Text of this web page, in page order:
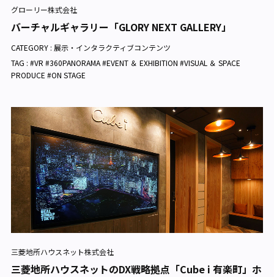
グローリー株式会社
バーチャルギャラリー「GLORY NEXT GALLERY」
CATEGORY : 展示・インタラクティブコンテンツ
TAG : #VR #360PANORAMA #EVENT ＆ EXHIBITION #VISUAL ＆ SPACE
PRODUCE #ON STAGE
三菱地所ハウスネット株式会社
三菱地所ハウスネットのDX戦略拠点「Cube i 有楽町」ホ